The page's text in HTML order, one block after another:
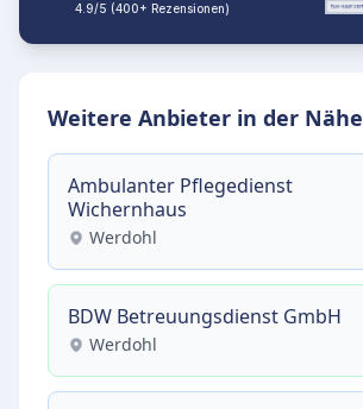
4.9/5 (400+ Rezensionen)
Weitere Anbieter in der Nähe
Ambulanter Pflegedienst
Wichernhaus
Werdohl
BDW Betreuungsdienst GmbH
Werdohl